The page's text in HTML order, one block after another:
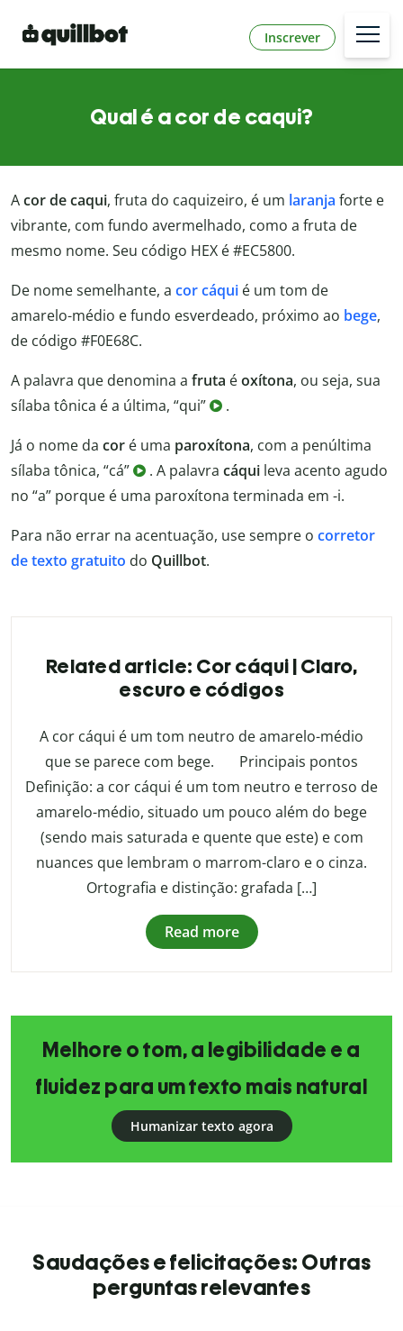
Inscrever
Qual é a cor de caqui?
Acor de caqui, fruta do caquizeiro, é um laranja forte e
vibrante, com fundo avermelhado, como a fruta de
mesmo nome. Seu código HEX é #EC5800.
De nome semelhante, a cor cáqui é um tom de
amarelo-médio e fundo esverdeado, próximo ao bege,
de código #F0E68C.
A palavra que denomina a fruta éoxítona, ou seja, sua
sílaba tônica é a última, “qui”
.
Já o nome da cor é uma paroxítona, com a penúltima
sílaba tônica, “cá”
. A palavra cáqui leva acento agudo
no “a” porque é uma paroxítona terminada em -i.
Para não errar na acentuação, use sempre o corretor
de texto gratuito do Quillbot.
Related article: Cor cáqui | Claro,
escuro e códigos
A cor cáqui é um tom neutro de amarelo-médio
que se parece com bege. Principais pontos
Definição: a cor cáqui é um tom neutro e terroso de
amarelo-médio, situado um pouco além do bege
(sendo mais saturada e quente que este) e com
nuances que lembram o marrom-claro e o cinza.
Ortografia e distinção: grafada […]
Read more
Melhore o tom, a legibilidade e a
fluidez para um texto mais natural
Humanizar texto agora
Saudações e felicitações: Outras
perguntas relevantes